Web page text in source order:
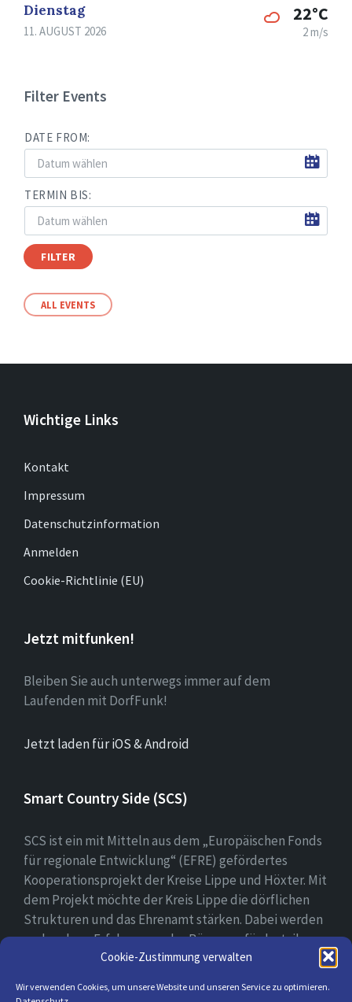
Cookie-Zustimmung verwalten
Wir verwenden Cookies, um unsere Website und unseren Service zu optimieren.
Dienstag
11. AUGUST 2026
22°C
2 m/s
Filter Events
DATE FROM:
TERMIN BIS:
FILTER
ALL EVENTS
Wichtige Links
Kontakt
Impressum
Datenschutzinformation
Anmelden
Cookie-Richtlinie (EU)
Jetzt mitfunken!
Bleiben Sie auch unterwegs immer auf dem
Laufenden mit DorfFunk!
Jetzt laden für iOS & Android
Smart Country Side (SCS)
SCS ist ein mit Mitteln aus dem „Europäischen Fonds
für regionale Entwicklung“ (EFRE) gefördertes
Kooperationsprojekt der Kreise Lippe und Höxter. Mit
dem Projekt möchte der Kreis Lippe die dörflichen
Strukturen und das Ehrenamt stärken. Dabei werden
vorhandene Erfahrungen der Bürger gefördert, ihre
digitale Kompetenz gestärkt und bei der Erprobung